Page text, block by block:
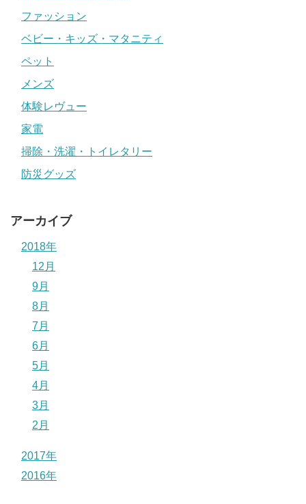
ファッション
ベビー・キッズ・マタニティ
ペット
メンズ
体験レヴュー
家電
掃除・洗濯・トイレタリー
防災グッズ
アーカイブ
2018年
12月
9月
8月
7月
6月
5月
4月
3月
2月
2017年
2016年